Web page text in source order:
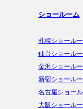
ショールーム
札幌ショール
仙台ショール
金沢ショール
新宿ショール
名古屋ショー
大阪ショール